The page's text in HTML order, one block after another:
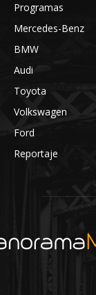
Programas
Mercedes-Benz
BMW
Audi
Toyota
Volkswagen
Ford
Reportaje